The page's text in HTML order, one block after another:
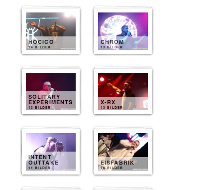
HOCICO
14 BILDER
CHROM
13 BILDER
SOLITARY
EXPERIMENTS
13 BILDER
X-RX
13 BILDER
INTENT
OUTTAKE
11 BILDER
EISFABRIK
10 BILDER